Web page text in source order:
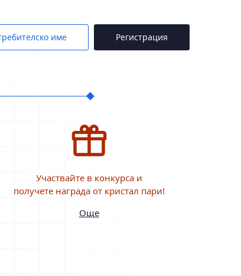
име Регистрация
Участвайте в конкурса и
получете награда от кристал пари!
Още